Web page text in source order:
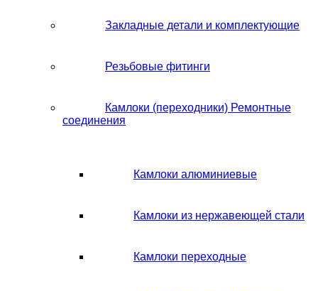
Закладные детали и комплектующие
Резьбовые фитинги
Камлоки (переходники) Ремонтные
соединения
Камлоки алюминиевые
Камлоки из нержавеющей стали
Камлоки переходные